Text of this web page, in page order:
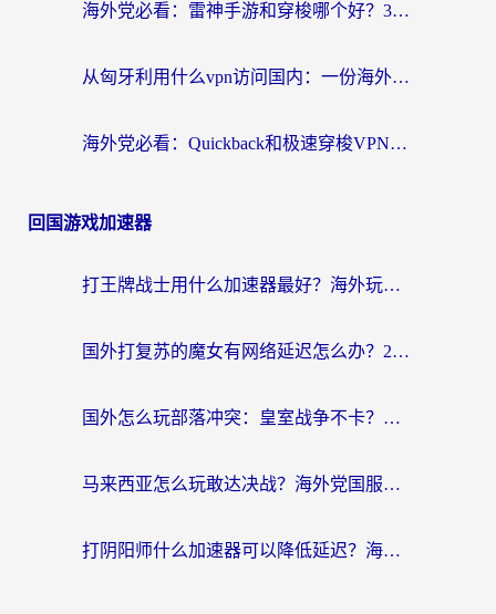
海外党必看：雷神手游和穿梭哪个好？3步教你选对回国加速器（附实测对比）
从匈牙利用什么vpn访问国内：一份海外游子的网络归乡指南
海外党必看：Quickback和极速穿梭VPN好用吗？3步选对回国加速器实现无缝刷国内资源
回国游戏加速器
打王牌战士用什么加速器最好？海外玩家的终极选择指南
国外打复苏的魔女有网络延迟怎么办？2026海外玩家国服游戏加速全攻略
国外怎么玩部落冲突：皇室战争不卡？海外玩家畅玩国服游戏终极指南
马来西亚怎么玩敢达决战？海外党国服游戏加速避坑指南（附实测推荐）
打阴阳师什么加速器可以降低延迟？海外玩家的真实困境与破局